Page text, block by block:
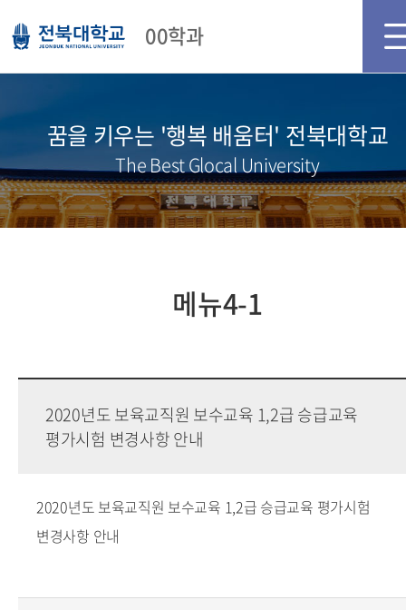
00학과
꿈을 키우는 '행복 배움터' 전북대학교
The Best Glocal University
메뉴4-1
2020년도 보육교직원 보수교육 1,2급 승급교육
평가시험 변경사항 안내
2020년도 보육교직원 보수교육 1,2급 승급교육 평가시험
변경사항 안내